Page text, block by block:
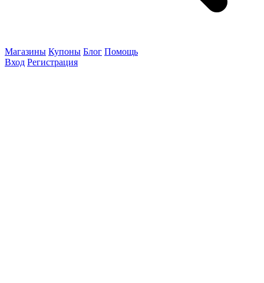
Магазины Купоны Блог Помощь
Вход Регистрация